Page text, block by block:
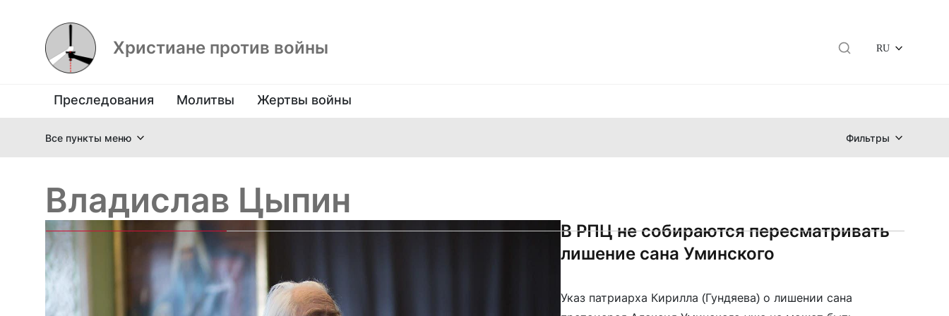
Христиане против войны RU
Преследования Молитвы Жертвы войны
Все пункты меню Фильтры
Владислав Цыпин
В РПЦ не собираются пересматривать
лишение сана Уминского
Указ патриарха Кирилла (Гундяева) о лишении сана